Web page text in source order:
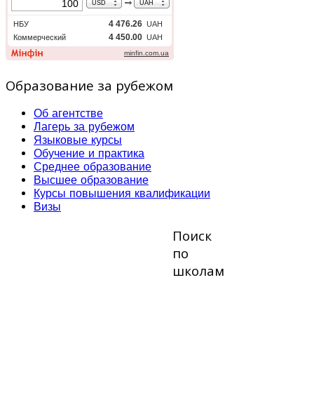
Образование за рубежом
Об агентстве
Лагерь за рубежом
Языковые курсы
Обучение и практика
Среднее образование
Высшее образование
Курсы повышения квалификации
Визы
Поиск
по
школам